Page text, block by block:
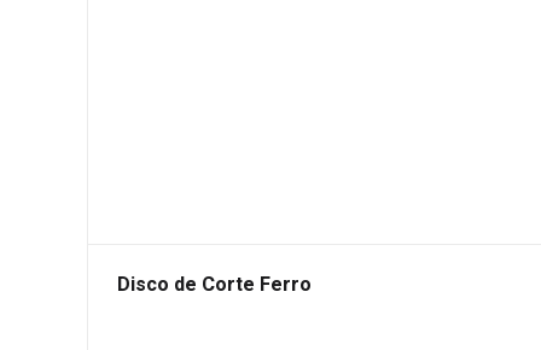
Disco de Corte Ferro